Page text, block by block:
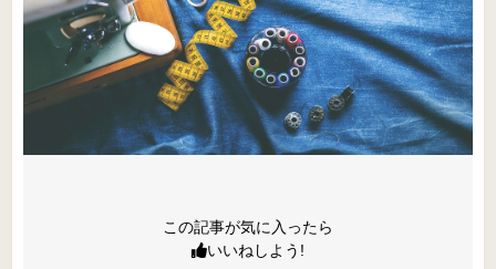
この記事が気に入ったら
いいねしよう!